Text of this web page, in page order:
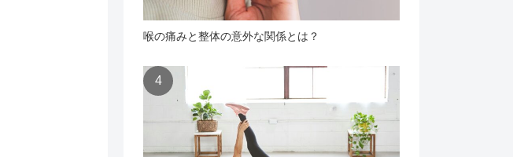
喉の痛みと整体の意外な関係とは？